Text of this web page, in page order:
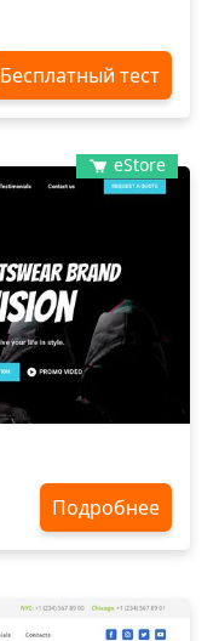
Бесплатный тест
eStore
Подробнее